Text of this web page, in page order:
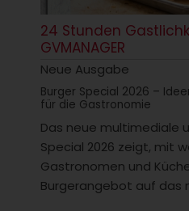
24 Stunden
GVMANAGER
Neue Ausgabe
Burger Special 2026 –
für die Gastronomie
Das neue multimediale
Special 2026 zeigt, mit
Gastronomen und
Burgerangebot auf das